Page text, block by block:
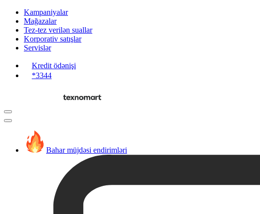
Kampaniyalar
Mağazalar
Tez-tez verilən suallar
Korporativ satışlar
Servislər
Kredit ödənişi
*3344
Bahar müjdəsi endirimləri